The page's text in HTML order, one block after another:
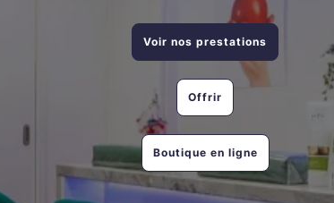
Voir nos prestations
Offrir
Boutique en ligne